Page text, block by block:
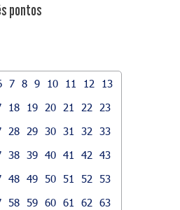
pontos
7 8 9 10 11 12
13
18 19 20 21 22
23
28 29 30 31 32
33
38 39 40 41 42
43
48 49 50 51 52
53
58 59 60 61 62
63